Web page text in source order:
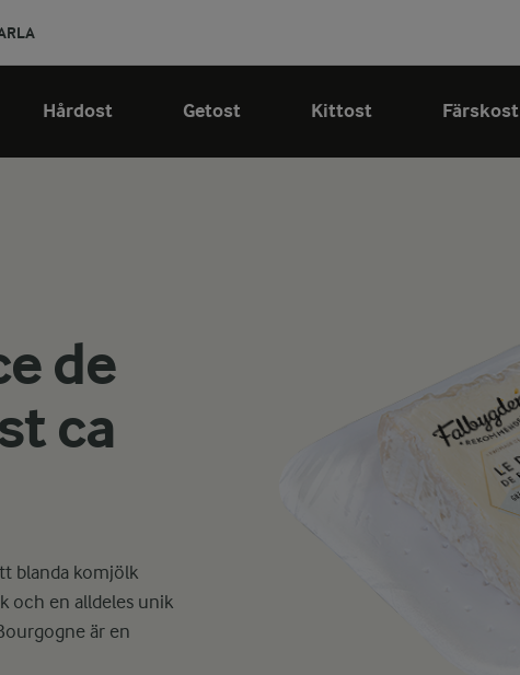
Hårdost Getost Kittost Färskost
de
ca
blanda komjölk
och en alldeles unik
är en